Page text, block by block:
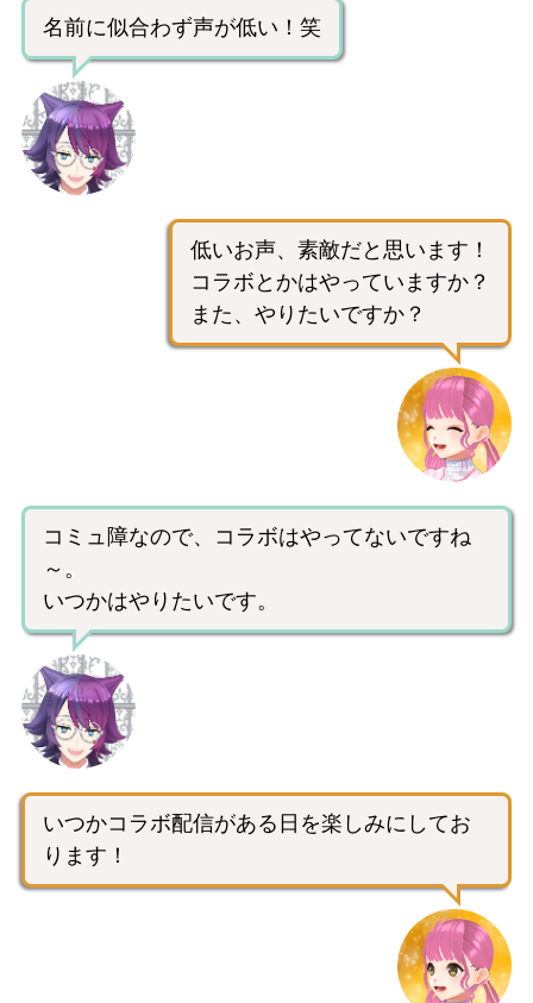
名前に似合わず声が低い！笑
低いお声、素敵だと思います！
コラボとかはやっていますか？
また、やりたいですか？
コミュ障なので、コラボはやってないですね
～。
いつかはやりたいです。
いつかコラボ配信がある日を楽しみにしてお
ります！